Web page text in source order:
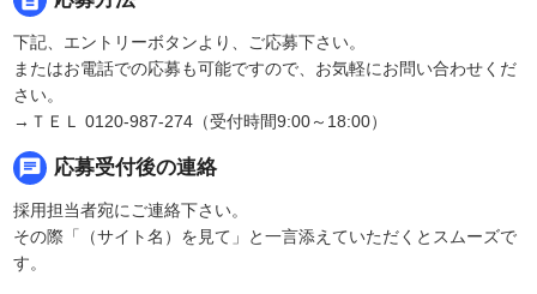
下記、エントリーボタンより、ご応募下さい。
またはお電話での応募も可能ですので、お気軽にお問い合わせくだ
さい。
→ＴＥＬ 0120-987-274（受付時間9:00～18:00）
chat 応募受付後の連絡
採用担当者宛にご連絡下さい。
その際「（サイト名）を見て」と一言添えていただくとスムーズで
す。